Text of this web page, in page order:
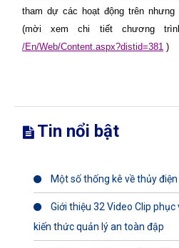
tham dự các hoạt động trên
(mời xem chi tiết chương
/En/Web/Content.aspx?distid=381 )
Tin nổi bật
Một số thống kê về thủy
Giới thiệu 32 Video Clip
kiến thức quản lý an toàn đập